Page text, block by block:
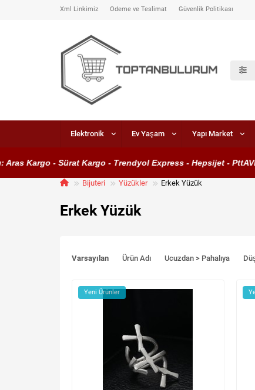
Xml Linkimiz Ödeme ve Teslimat Güvenlik Politikası
Elektronik Ev Yaşam Yapı Market
Kargo - Sürat Kargo - Trendyol Express - Hepsijet - PttAVM
Bijuteri Yüzükler Erkek Yüzük
Erkek Yüzük
Varsayılan Ürün Adı Ucuzdan > Pahalıya
Yeni Ürünler